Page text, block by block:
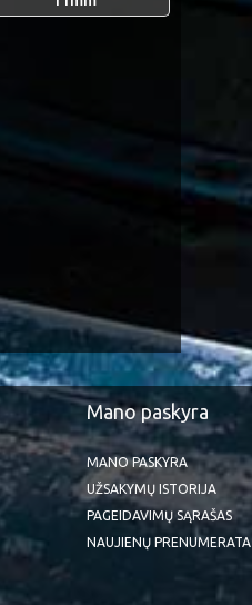
Mano paskyra
MANO PASKYRA
UŽSAKYMŲ ISTORIJA
PAGEIDAVIMŲ SĄRAŠAS
NAUJIENŲ PRENUMERATA